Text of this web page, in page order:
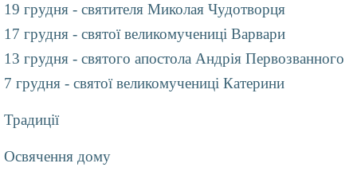
19 грудня - святителя Миколая Чудотворця
17 грудня - святої великомучениці Варвари
13 грудня - святого апостола Андрія Первозванного
7 грудня - святої великомучениці Катерини
Традиції
Освячення дому